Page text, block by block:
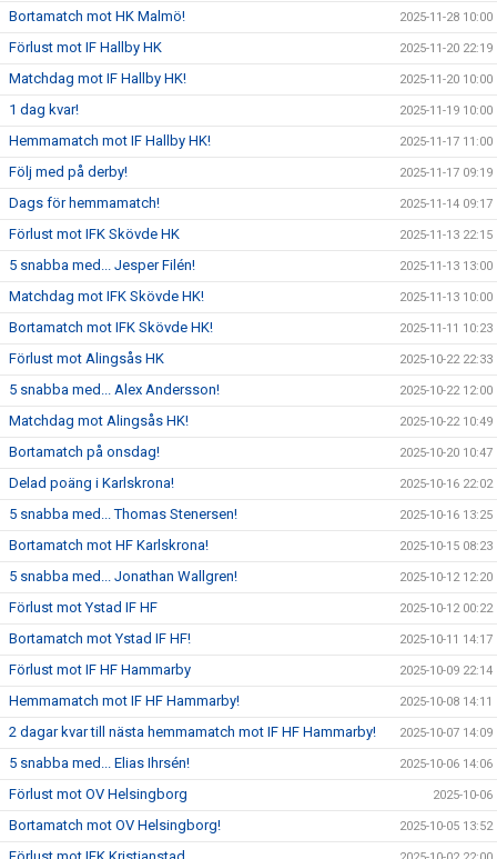
Bortamatch mot HK Malmö! 2025-11-28 10:00
Förlust mot IF Hallby HK 2025-11-20 22:19
Matchdag mot IF Hallby HK! 2025-11-20 10:00
1 dag kvar! 2025-11-19 10:00
Hemmamatch mot IF Hallby HK! 2025-11-17 11:00
Följ med på derby! 2025-11-17 09:19
Dags för hemmamatch! 2025-11-14 09:17
Förlust mot IFK Skövde HK 2025-11-13 22:15
5 snabba med... Jesper Filén! 2025-11-13 13:00
Matchdag mot IFK Skövde HK! 2025-11-13 10:00
Bortamatch mot IFK Skövde HK! 2025-11-11 10:23
Förlust mot Alingsås HK 2025-10-22 22:33
5 snabba med... Alex Andersson! 2025-10-22 12:00
Matchdag mot Alingsås HK! 2025-10-22 10:49
Bortamatch på onsdag! 2025-10-20 10:47
Delad poäng i Karlskrona! 2025-10-16 22:02
5 snabba med... Thomas Stenersen! 2025-10-16 13:25
Bortamatch mot HF Karlskrona! 2025-10-15 08:23
5 snabba med... Jonathan Wallgren! 2025-10-12 12:20
Förlust mot Ystad IF HF 2025-10-12 00:22
Bortamatch mot Ystad IF HF! 2025-10-11 14:17
Förlust mot IF HF Hammarby 2025-10-09 22:14
Hemmamatch mot IF HF Hammarby! 2025-10-08 14:11
2 dagar kvar till nästa hemmamatch mot IF HF Hammarby! 2025-10-07 14:09
5 snabba med... Elias Ihrsén! 2025-10-06 14:06
Förlust mot OV Helsingborg 2025-10-06
Bortamatch mot OV Helsingborg! 2025-10-05 13:52
Förlust mot IFK Kristianstad